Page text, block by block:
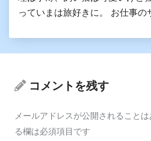
っていまは旅好きに。 お仕事の
コメントを残す
メールアドレスが公開されることは
る欄は必須項目です